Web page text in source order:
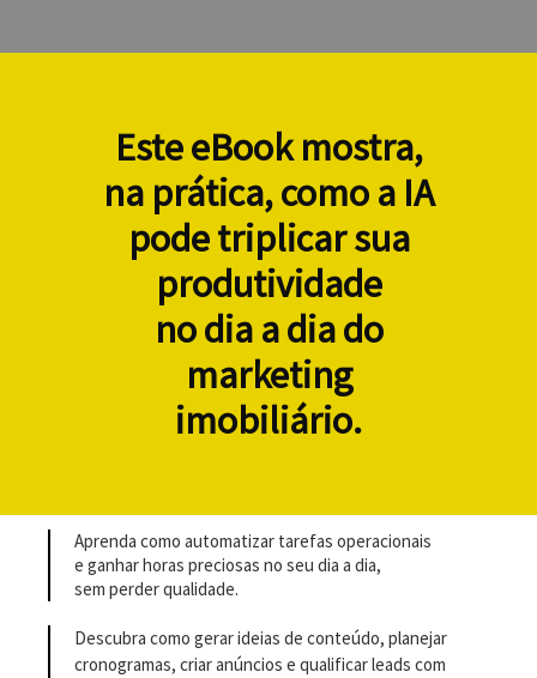
Este eBook mostra,
na prática, como a IA
pode triplicar sua
produtividade
no dia a dia do
marketing
imobiliário.
Aprenda como automatizar tarefas operacionais
e ganhar horas preciosas no seu dia a dia,
sem perder qualidade.
Descubra como gerar ideias de conteúdo, planejar
cronogramas, criar anúncios e qualificar leads com